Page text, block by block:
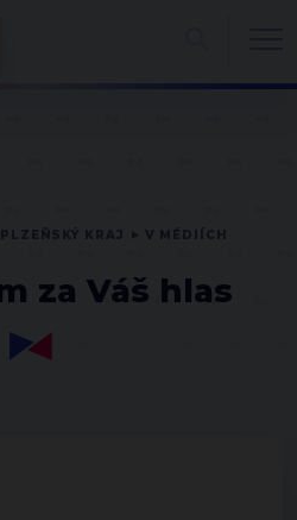
za Váš hlas